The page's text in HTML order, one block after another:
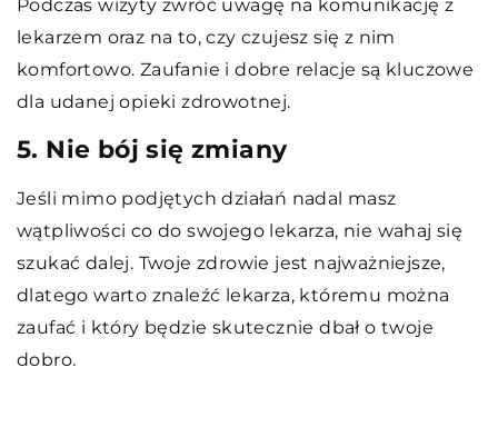
Podczas wizyty zwróć uwagę na komunikację z
lekarzem oraz na to, czy czujesz się z nim
komfortowo. Zaufanie i dobre relacje są kluczowe
dla udanej opieki zdrowotnej.
5. Nie bój się zmiany
Jeśli mimo podjętych działań nadal masz
wątpliwości co do swojego lekarza, nie wahaj się
szukać dalej. Twoje zdrowie jest najważniejsze,
dlatego warto znaleźć lekarza, któremu można
zaufać i który będzie skutecznie dbał o twoje
dobro.